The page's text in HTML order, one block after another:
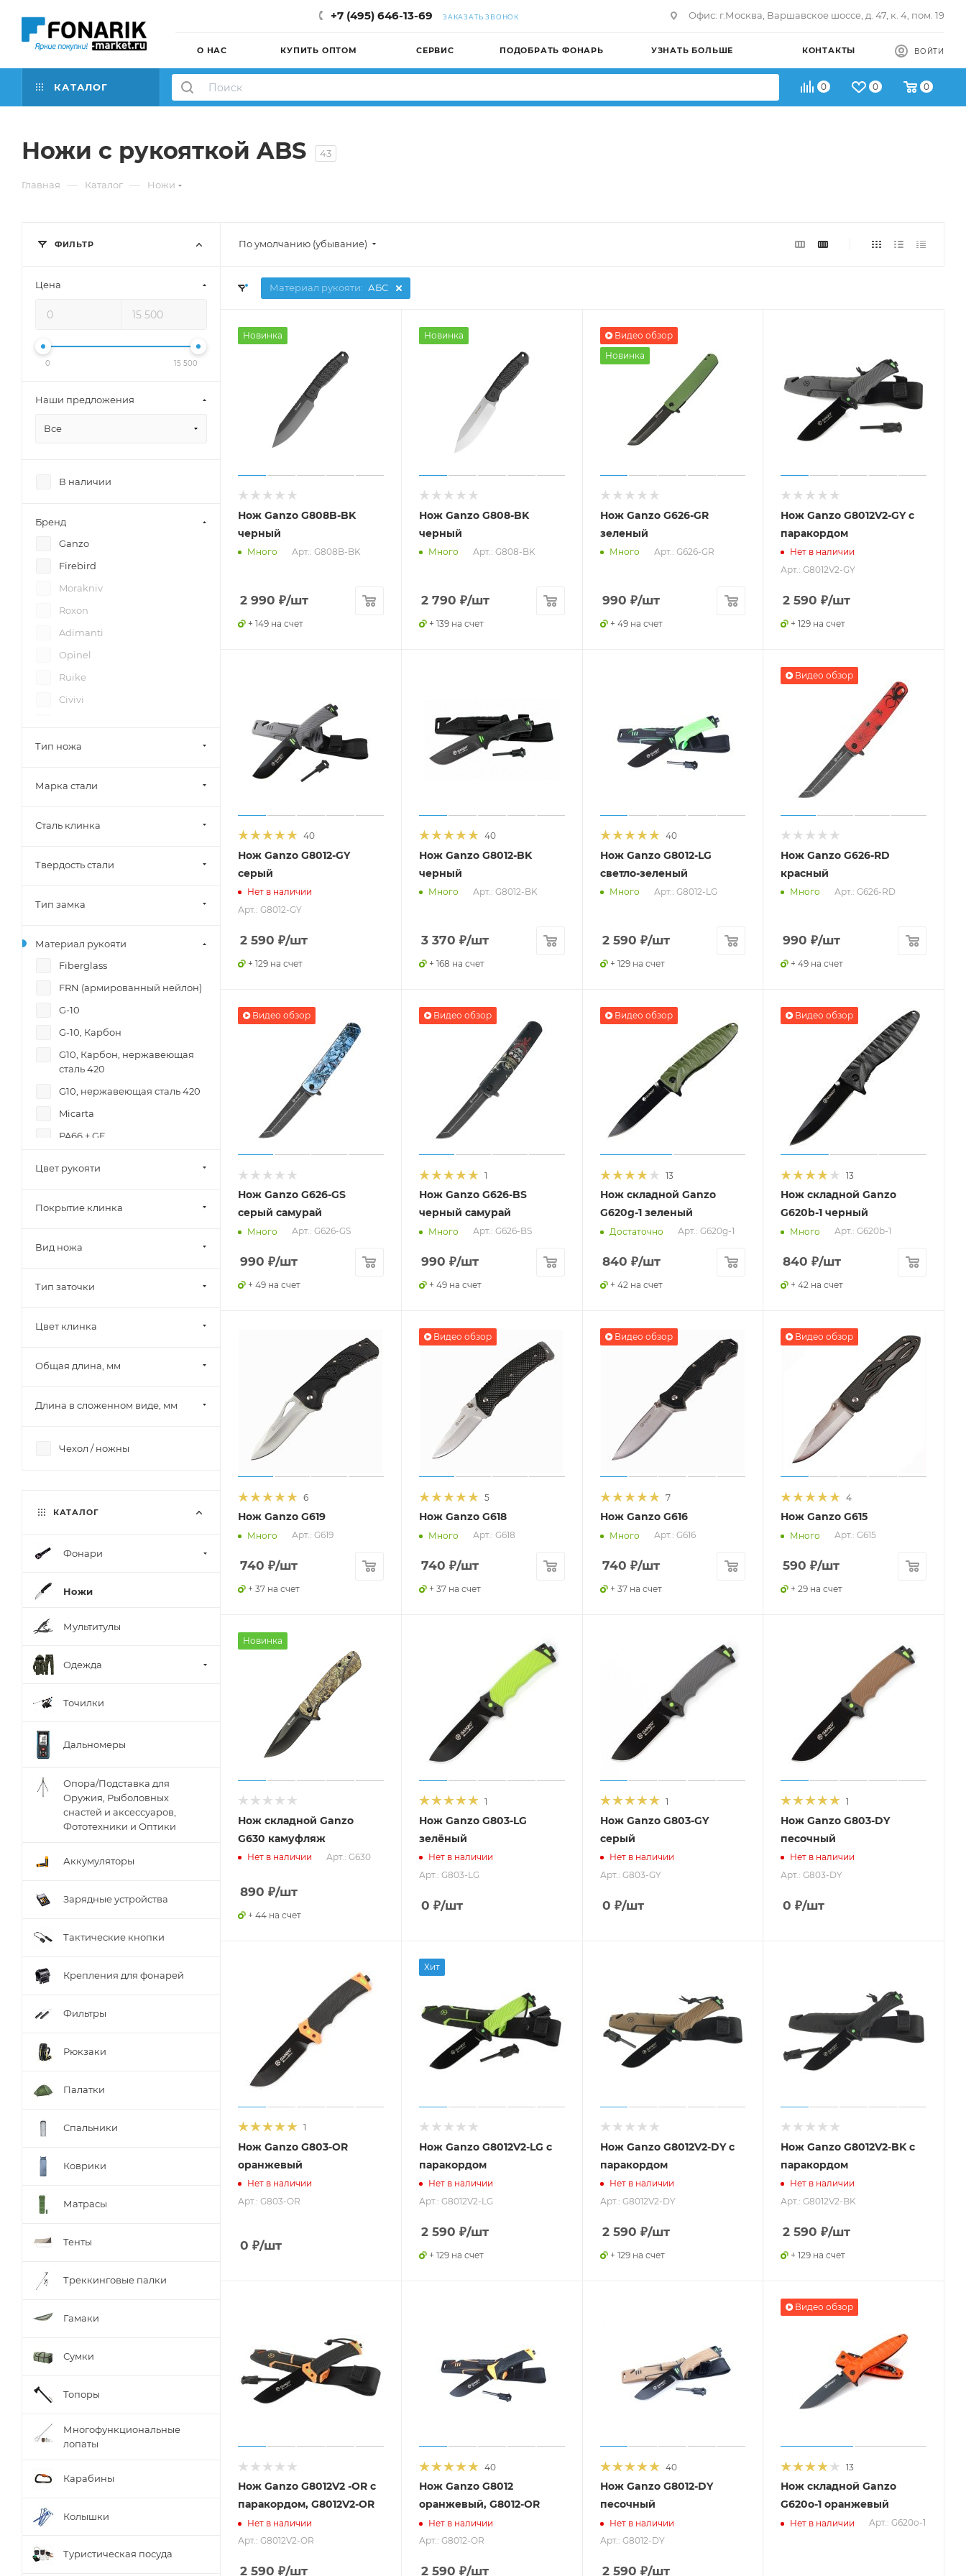
+7 (495) 646-13-69 ЗАКАЗАТЬ ЗВОНОК Офис: г.Москва, Варшавское шоссе, д. 47, к. 4, пом. 19
О НАС КУПИТЬ ОПТОМ СЕРВИС ПОДОБРАТЬ ФОНАРЬ УЗНАТЬ БОЛЬШЕ КОНТАКТЫ ВОЙТИ
КАТАЛОГ 0 0 0
Ножи с рукояткой ABS 43
Главная — Каталог — Ножи
По умолчанию (убывание)
Материал рукояти: АБС
Новинка
Нож Ganzo G808B-BK
черный
Много Арт.: G808B-BK
2 990 ₽/шт
+ 149 на счет
Новинка
Нож Ganzo G808-BK
черный
Много Арт.: G808-BK
2 790 ₽/шт
+ 139 на счет
Видео обзор
Новинка
Нож Ganzo G626-GR
зеленый
Много Арт.: G626-GR
990 ₽/шт
+ 49 на счет
Нож Ganzo G8012V2-GY с
паракордом
Нет в наличии
Арт.: G8012V2-GY
2 590 ₽/шт
+ 129 на счет
40
Нож Ganzo G8012-GY
серый
Нет в наличии
Арт.: G8012-GY
2 590 ₽/шт
+ 129 на счет
40
Нож Ganzo G8012-BK
черный
Много Арт.: G8012-BK
3 370 ₽/шт
+ 168 на счет
40
Нож Ganzo G8012-LG
светло-зеленый
Много Арт.: G8012-LG
2 590 ₽/шт
+ 129 на счет
Видео обзор
Нож Ganzo G626-RD
красный
Много Арт.: G626-RD
990 ₽/шт
+ 49 на счет
Видео обзор
Нож Ganzo G626-GS
серый самурай
Много Арт.: G626-GS
990 ₽/шт
+ 49 на счет
Видео обзор
1
Нож Ganzo G626-BS
черный самурай
Много Арт.: G626-BS
990 ₽/шт
+ 49 на счет
Видео обзор
13
Нож складной Ganzo
G620g-1 зеленый
Достаточно Арт.: G620g-1
840 ₽/шт
+ 42 на счет
Видео обзор
13
Нож складной Ganzo
G620b-1 черный
Много Арт.: G620b-1
840 ₽/шт
+ 42 на счет
6
Нож Ganzo G619
Много Арт.: G619
740 ₽/шт
+ 37 на счет
Видео обзор
5
Нож Ganzo G618
Много Арт.: G618
740 ₽/шт
+ 37 на счет
Видео обзор
7
Нож Ganzo G616
Много Арт.: G616
740 ₽/шт
+ 37 на счет
Видео обзор
4
Нож Ganzo G615
Много Арт.: G615
590 ₽/шт
+ 29 на счет
Новинка
Нож складной Ganzo
G630 камуфляж
Нет в наличии Арт.: G630
890 ₽/шт
+ 44 на счет
1
Нож Ganzo G803-LG
зелёный
Нет в наличии
Арт.: G803-LG
0 ₽/шт
1
Нож Ganzo G803-GY
серый
Нет в наличии
Арт.: G803-GY
0 ₽/шт
1
Нож Ganzo G803-DY
песочный
Нет в наличии
Арт.: G803-DY
0 ₽/шт
1
Нож Ganzo G803-OR
оранжевый
Нет в наличии
Арт.: G803-OR
0 ₽/шт
Хит
Нож Ganzo G8012V2-LG с
паракордом
Нет в наличии
Арт.: G8012V2-LG
2 590 ₽/шт
+ 129 на счет
Нож Ganzo G8012V2-DY с
паракордом
Нет в наличии
Арт.: G8012V2-DY
2 590 ₽/шт
+ 129 на счет
Нож Ganzo G8012V2-BK с
паракордом
Нет в наличии
Арт.: G8012V2-BK
2 590 ₽/шт
+ 129 на счет
Нож Ganzo G8012V2 -OR c
паракордом, G8012V2-OR
Нет в наличии
Арт.: G8012V2-OR
2 590 ₽/шт
40
Нож Ganzo G8012
оранжевый, G8012-OR
Нет в наличии
Арт.: G8012-OR
2 590 ₽/шт
40
Нож Ganzo G8012-DY
песочный
Нет в наличии
Арт.: G8012-DY
2 590 ₽/шт
Видео обзор
13
Нож складной Ganzo
G620o-1 оранжевый
Нет в наличии Арт.: G620o-1
ФИЛЬТР
Цена
0 15 500
Наши предложения
Все
В наличии
Бренд
Ganzo
Firebird
Morakniv
Roxon
Adimanti
Opinel
Ruike
Civivi
SRM
Sencut
Тип ножа
Марка стали
Сталь клинка
Твердость стали
Тип замка
Материал рукояти
Fiberglass
FRN (армированный нейлон)
G-10
G-10, Карбон
G10, Карбон, нержавеющая
сталь 420
G10, нержавеющая сталь 420
Micarta
PA66 + GF
Бук
Дерево, Пластик
Кожа, стеклотекстолит G-10
Микарта, нержавеющая
Нержавеющая сталь
Нержавеющая сталь, G-10
Полимер
Полипропилен + алюминий
ПП+ТПР
Резинопластик
Сталь 10Cr15CoMoV
Сталь 3Cr14N
Стекловолокно
Титан, G-10
Цвет рукояти
Покрытие клинка
Вид ножа
Тип заточки
Цвет клинка
Общая длина, мм
Длина в сложенном виде, мм
Чехол / ножны
КАТАЛОГ
Фонари
Ножи
Мультитулы
Одежда
Точилки
Дальномеры
Опора/Подставка для
Оружия, Рыболовных
снастей и аксессуаров,
Фототехники и Оптики
Аккумуляторы
Зарядные устройства
Тактические кнопки
Крепления для фонарей
Фильтры
Рюкзаки
Палатки
Спальники
Коврики
Матрасы
Тенты
Треккинговые палки
Гамаки
Сумки
Топоры
Многофункциональные
лопаты
Карабины
Колышки
Туристическая посуда